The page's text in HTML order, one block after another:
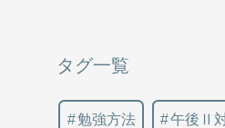
タグ一覧
勉強方法 午後Ⅱ